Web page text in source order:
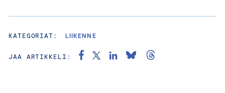
KATEGORIAT: LIIKENNE
JAA ARTIKKELI: